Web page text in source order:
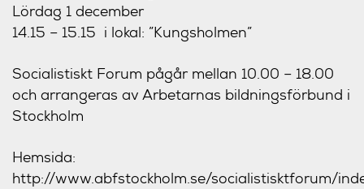
Lördag 1 december
14.15 – 15.15 i lokal: ”Kungsholmen”
Socialistiskt Forum pågår mellan 10.00 – 18.00
och arrangeras av Arbetarnas bildningsförbund i
Stockholm
Hemsida:
http://www.abfstockholm.se/socialistisktforum/